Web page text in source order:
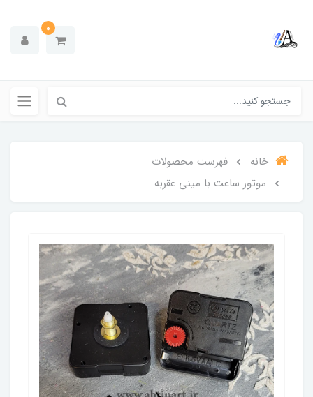
0
خانه
فهرست محصولات
موتور ساعت با مینی عقربه